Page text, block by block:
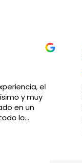
el
y muy
en un
lo
como en